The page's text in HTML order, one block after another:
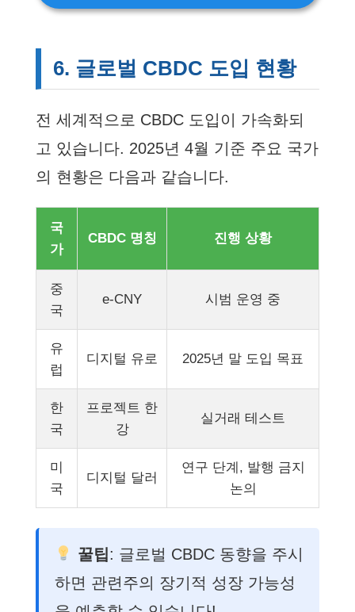
6. 글로벌 CBDC 도입 현황
전 세계적으로 CBDC 도입이 가속화되
고 있습니다. 2025년 4월 기준 주요 국가
의 현황은 다음과 같습니다.
국
가
CBDC 명칭 진행 상황
중
국
e-CNY 시범 운영 중
유
럽
디지털 유로 2025년 말 도입 목표
한
국
프로젝트 한
강
실거래 테스트
미
국
디지털 달러
연구 단계, 발행 금지
논의
꿀팁: 글로벌 CBDC 동향을 주시
하면 관련주의 장기적 성장 가능성